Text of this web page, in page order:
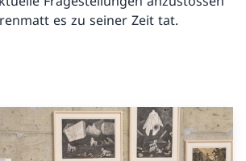
es zu seiner Zeit tat.